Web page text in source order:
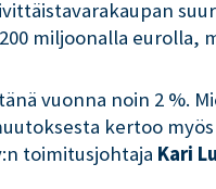
miljoonalla
vuonna noin 2 %.
kertoo
toimitusjohtaja Kari